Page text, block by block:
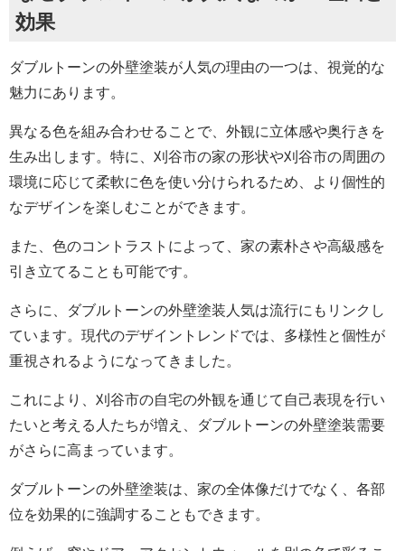
効果
ダブルトーンの外壁塗装が人気の理由の一つは、視覚的な
魅力にあります。
異なる色を組み合わせることで、外観に立体感や奥行きを
生み出します。特に、刈谷市の家の形状や刈谷市の周囲の
環境に応じて柔軟に色を使い分けられるため、より個性的
なデザインを楽しむことができます。
また、色のコントラストによって、家の素朴さや高級感を
引き立てることも可能です。
さらに、ダブルトーンの外壁塗装人気は流行にもリンクし
ています。現代のデザイントレンドでは、多様性と個性が
重視されるようになってきました。
これにより、刈谷市の自宅の外観を通じて自己表現を行い
たいと考える人たちが増え、ダブルトーンの外壁塗装需要
がさらに高まっています。
ダブルトーンの外壁塗装は、家の全体像だけでなく、各部
位を効果的に強調することもできます。